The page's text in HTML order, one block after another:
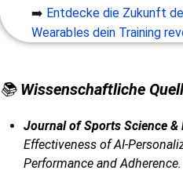
➡️ Entdecke die Zukunft
Wearables dein Training
📚 Wissenschaftliche
Journal of Sports Science &
Effectiveness of AI-
Performance and Adherence.